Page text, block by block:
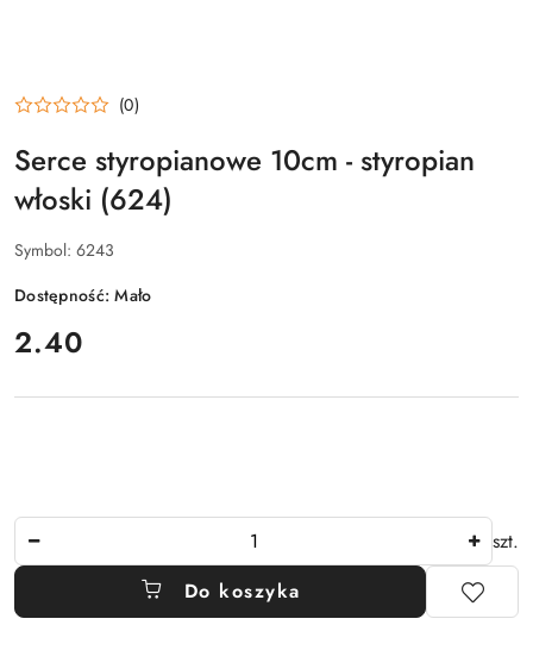
(0)
Serce styropianowe 10cm - styropian
włoski (624)
Symbol: 6243
Dostępność:Mało
cena:
2.40
szt.
Do koszyka